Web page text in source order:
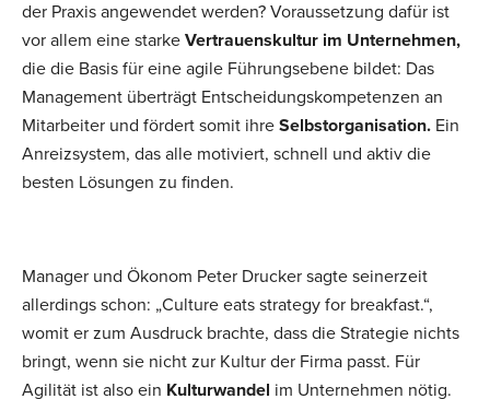
der Praxis angewendet werden? Voraussetzung dafür ist
vor allem eine starke Vertrauenskultur im Unternehmen,
die die Basis für eine agile Führungsebene bildet: Das
Management überträgt Entscheidungskompetenzen an
Mitarbeiter und fördert somit ihre Selbstorganisation. Ein
Anreizsystem, das alle motiviert, schnell und aktiv die
besten Lösungen zu finden.
Manager und Ökonom Peter Drucker sagte seinerzeit
allerdings schon: „Culture eats strategy for breakfast.“,
womit er zum Ausdruck brachte, dass die Strategie nichts
bringt, wenn sie nicht zur Kultur der Firma passt. Für
Agilität ist also ein Kulturwandel im Unternehmen nötig.